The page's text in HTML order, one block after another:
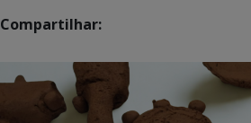
Compartilhar: